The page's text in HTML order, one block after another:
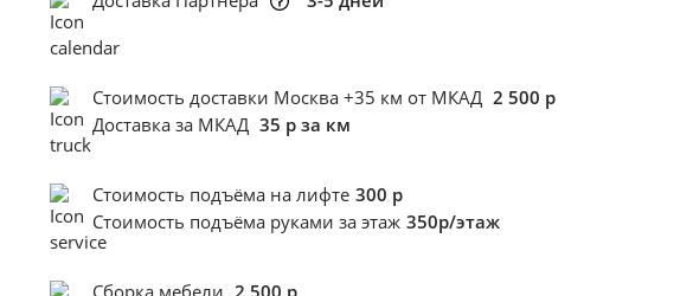
Стоимость доставки Москва +35 км от МКАД 2 500 р
Доставка за МКАД 35 р за км
Стоимость подъёма на лифте 300 р
Стоимость подъёма руками за этаж 350р/этаж
Сборка мебели 2 500 р